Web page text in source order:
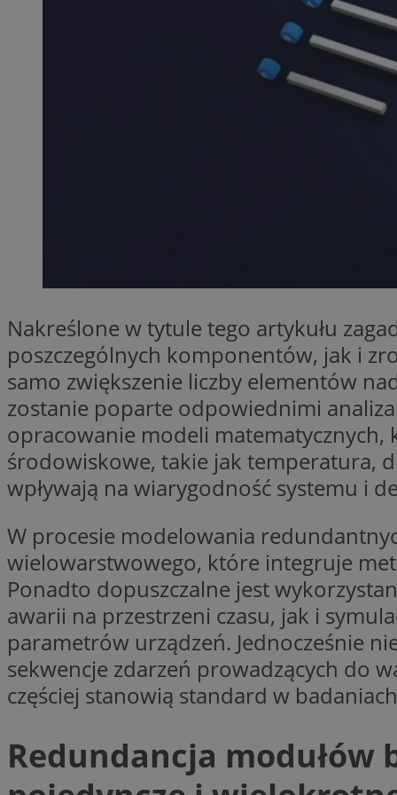
Nakreślone w tytule tego artykułu
poszczególnych komponentów, jak i
samo zwiększenie liczby elementów
zostanie poparte odpowiednimi
opracowanie modeli matematycznych,
środowiskowe, takie jak temperatura,
wpływają na wiarygodność systemu i
W procesie modelowania
wielowarstwowego, które integruje
Ponadto dopuszczalne jest
awarii na przestrzeni czasu, jak i
parametrów urządzeń. Jednocześnie
sekwencje zdarzeń prowadzących do
częściej stanowią standard w
Redundancja modułów
SessID
QeSessID
__cf_bm
Nazwa
FCCDCF
__eoi
_clsk
_ga_NBM6HFESG6
OAID
Nazwa
__gads
MUID
ANONCHK
test_cookie
__Secure-YNID